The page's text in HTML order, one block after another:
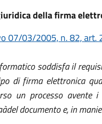
della firma
07/03/2005, n. 82, art.
soddisfa il
di firma elettronica
un processo
documento e, in